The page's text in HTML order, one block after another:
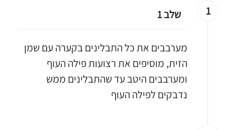
1 שלב 1
מערבבים את כל התבלינים בקערה עם שמן
הזית, מוסיפים את רצועות פילה העוף
ומערבבים היטב עד שהתבלינים ממש
נדבקים לפילה העוף